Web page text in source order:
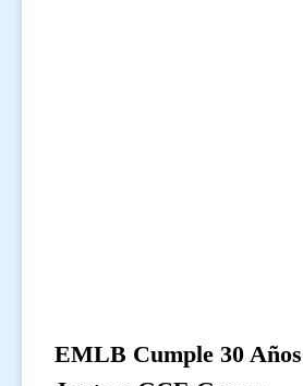
EMLB Cumple 30